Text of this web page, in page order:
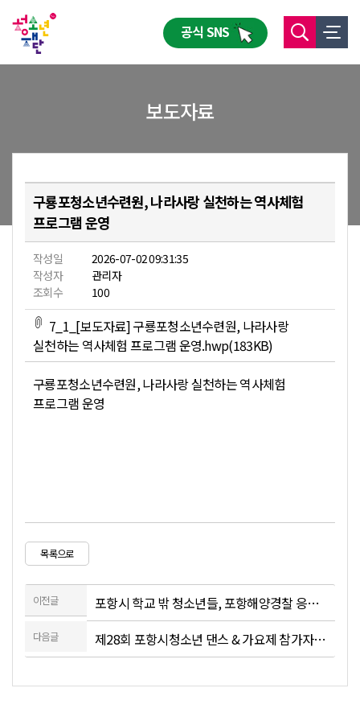
공식 SNS
보도자료
구룡포청소년수련원, 나라사랑 실천하는 역사체험
프로그램 운영
작성일
2026-07-02 09:31:35
작성자
관리자
조회수
100
7_1_[보도자료] 구룡포청소년수련원, 나라사랑
실천하는 역사체험 프로그램 운영.hwp(183KB)
구룡포청소년수련원, 나라사랑 실천하는 역사체험
프로그램 운영
목록으로
이전글 포항시 학교 밖 청소년들, 포항해양경찰 응원 위한 나눔 감사 봉사활동 펼쳐
다음글 제28회 포항시청소년 댄스 & 가요제 참가자 모집